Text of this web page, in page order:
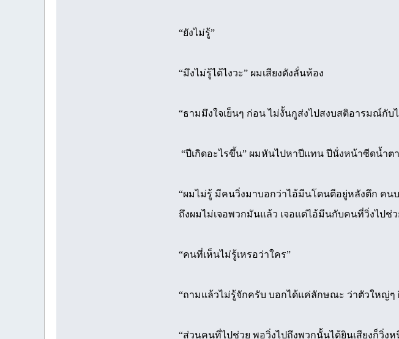
“ยังไม่รู้”
“มึงไม่รู้ได้ไงวะ” ผมเสียงดังลั่นห้อง
“ธามมึงใจเย็นๆ ก่อน ไม่งั้นกูส่งไปสงบสติอารมณ์กับ
“ปีเกิดอะไรขึ้น” ผมหันไปหาปีแทน ปีนั่งหน้าซีดน้ำต
“ผมไม่รู้ มีคนวิ่งมาบอกว่าไอ้มีนโดนตีอยู่หลังตึก คน
ถึงผมไม่เจอพวกมันแล้ว เจอแต่ไอ้มีนกับคนที่วิ่งไปช่
“คนที่เห็นไม่รู้เหรอว่าใคร”
“ถามแล้วไม่รู้จักครับ บอกได้แค่ลักษณะ ว่าตัวใหญ่ๆ
“ส่วนคนที่ไปช่วย พอวิ่งไปถึงพวกนั้นได้ยินเสียงก็วิ่ง